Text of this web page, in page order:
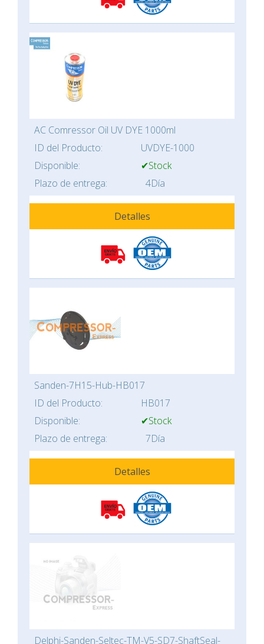
AC Comressor Oil UV DYE 1000ml
ID del Producto:
UVDYE-1000
Disponible:
✔Stock
Plazo de entrega:
4Día
Detalles
Sanden-7H15-Hub-HB017
ID del Producto:
HB017
Disponible:
✔Stock
Plazo de entrega:
7Día
Detalles
Delphi-Sanden-Seltec-TM-V5-SD7-ShaftSeal-